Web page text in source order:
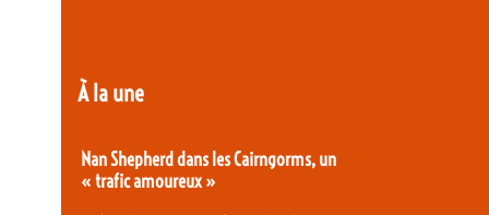
À la une
Nan Shepherd dans les Cairngorms, un
« trafic amoureux »